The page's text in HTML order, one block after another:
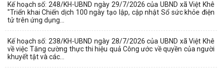
Kế hoạch số: 248/KH-UBND ngày 29/7/2026 của UBND xã Việt Khê
"Triển khai Chiến dịch 100 ngày tạo lập, cập nhật Sổ sức khỏe điện
tử trên ứng dụng...
Kế hoạch số: 238/KH-UBND ngày 28/7/2026 của UBND xã Việt Khê
về việc Tăng cường thực thi hiệu quả Công ước về quyền của người
khuyết tật và các...